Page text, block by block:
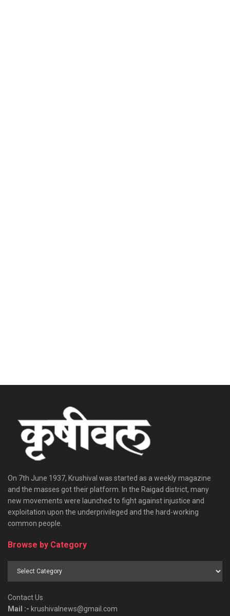
On 7th June 1937, Krushival was started as a weekly magazine
and the masses got their platform. In the Raigad district, many
new movements were launched to fight against injustice and
exploitation upon the underprivileged and the hard-working
common people.
Browse by Category
Browse
Contact Us
Mail :- krushivalnews@gmail.com